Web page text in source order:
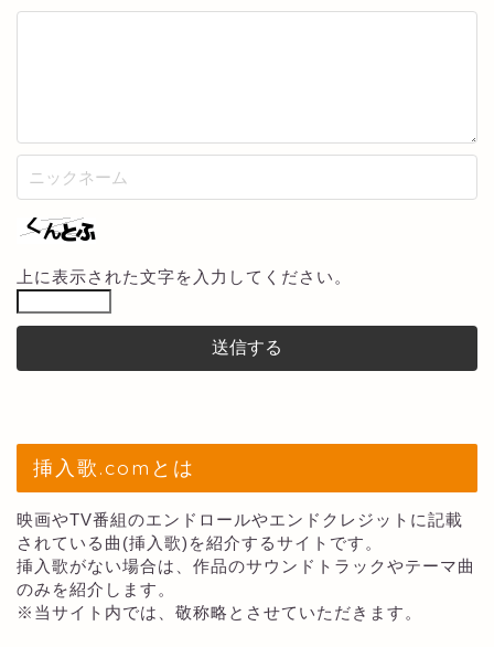
上に表示された文字を入力してください。
挿入歌.comとは
映画やTV番組のエンドロールやエンドクレジットに記載
されている曲(挿入歌)を紹介するサイトです。
挿入歌がない場合は、作品のサウンドトラックやテーマ曲
のみを紹介します。
※当サイト内では、敬称略とさせていただきます。